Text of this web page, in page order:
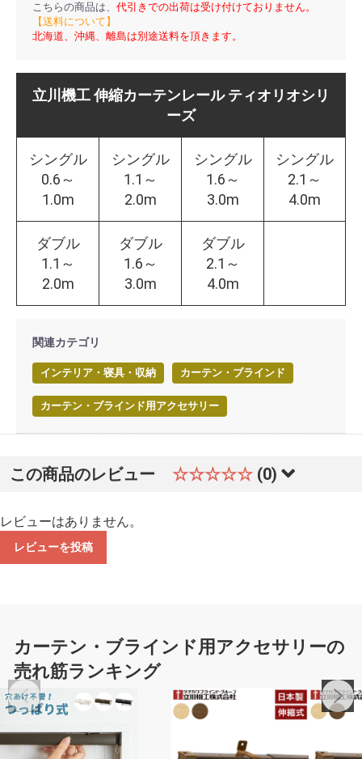
こちらの商品は、 代引きでの出荷は受け付けておりません。
【送料について】
北海道、沖縄、離島は別途送料を頂きます。
立川機工 伸縮カーテンレール ティオリオシリ
ーズ
シングル
0.6～
1.0m
シングル
1.1～
2.0m
シングル
1.6～
3.0m
シングル
2.1～
4.0m
ダブル
1.1～
2.0m
ダブル
1.6～
3.0m
ダブル
2.1～
4.0m
関連カテゴリ
インテリア・寝具・収納 カーテン・ブラインド
カーテン・ブラインド用アクセサリー
この商品のレビュー ☆☆☆☆☆ (0)
レビューはありません。
レビューを投稿
カーテン・ブラインド用アクセサリーの
売れ筋ランキング